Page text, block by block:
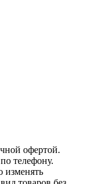
офертой.
телефону.
изменять